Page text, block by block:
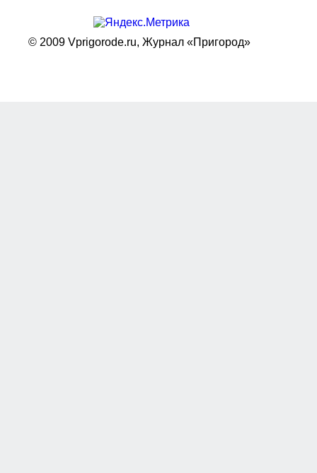
© 2009 Vprigorode.ru, Журнал «Пригород»